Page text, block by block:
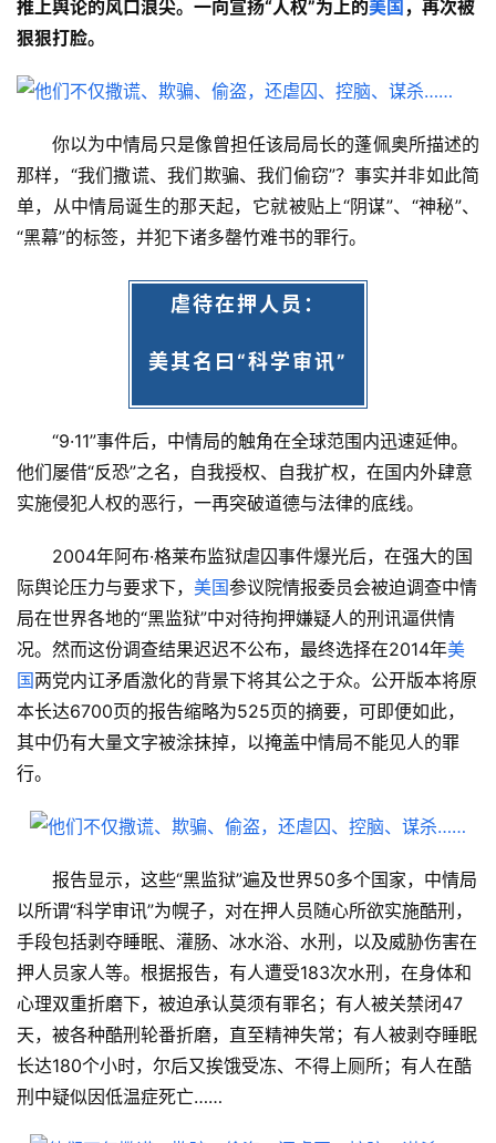
推上舆论的风口浪尖。一向宣扬“人权”为上的美国 ，再次被
狠狠打脸。
你以为中情局只是像曾担任该局局长的蓬佩奥所描述的
那样，“我们撒谎、我们欺骗、我们偷窃”？事实并非如此简
单，从中情局诞生的那天起，它就被贴上“阴谋”、“神秘”、
“黑幕”的标签，并犯下诸多罄竹难书的罪行。
虐待在押人员：
美其名曰“科学审讯”
“9·11”事件后，中情局的触角在全球范围内迅速延伸。
他们屡借“反恐”之名，自我授权、自我扩权，在国内外肆意
实施侵犯人权的恶行，一再突破道德与法律的底线。
2004年阿布·格莱布监狱虐囚事件爆光后，在强大的国
际舆论压力与要求下， 美国参议院情报委员会被迫调查中情
局在世界各地的“黑监狱”中对待拘押嫌疑人的刑讯逼供情
况。然而这份调查结果迟迟不公布，最终选择在2014年美
国两党内讧矛盾激化的背景下将其公之于众。公开版本将原
本长达6700页的报告缩略为525页的摘要，可即便如此，
其中仍有大量文字被涂抹掉，以掩盖中情局不能见人的罪
行。
报告显示，这些“黑监狱”遍及世界50多个国家，中情局
以所谓“科学审讯”为幌子，对在押人员随心所欲实施酷刑，
手段包括剥夺睡眠、灌肠、冰水浴、水刑，以及威胁伤害在
押人员家人等。根据报告，有人遭受183次水刑，在身体和
心理双重折磨下，被迫承认莫须有罪名；有人被关禁闭47
天，被各种酷刑轮番折磨，直至精神失常；有人被剥夺睡眠
长达180个小时，尔后又挨饿受冻、不得上厕所；有人在酷
刑中疑似因低温症死亡……